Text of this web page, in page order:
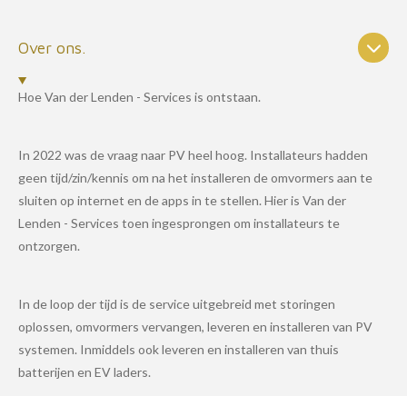
Over ons.
Hoe Van der Lenden - Services is ontstaan.
In 2022 was de vraag naar PV heel hoog. Installateurs hadden
geen tijd/zin/kennis om na het installeren de omvormers aan te
sluiten op internet en de apps in te stellen. Hier is Van der
Lenden - Services toen ingesprongen om installateurs te
ontzorgen.
In de loop der tijd is de service uitgebreid met storingen
oplossen, omvormers vervangen, leveren en installeren van PV
systemen. Inmiddels ook leveren en installeren van thuis
batterijen en EV laders.